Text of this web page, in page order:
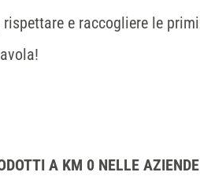
e raccogliere le
A KM 0 NELLE